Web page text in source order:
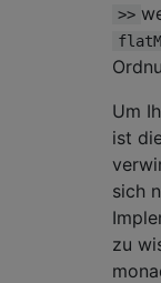
>>
Um
ist
sich
zu